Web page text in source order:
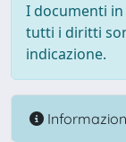
I documenti
tutti i diritti
indicazione.